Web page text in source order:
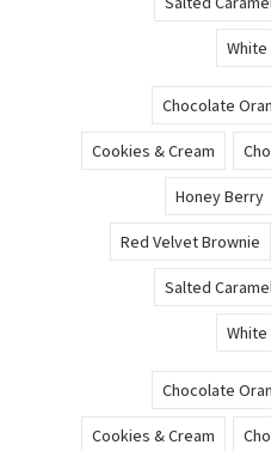
Chocolate
Cookies & Cream
Honey Berry
Red Velvet Brownie
Salted
Chocolate
Cookies & Cream